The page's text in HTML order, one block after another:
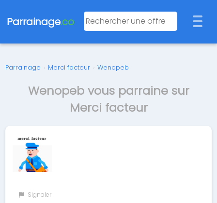
Parrainage.co
Parrainage › Merci facteur › Wenopeb
Wenopeb vous parraine sur
Merci facteur
Signaler